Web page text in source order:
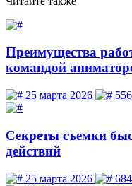
Преимущества
командой
25 марта 2026
Секреты съемки
действий
25 марта 2026